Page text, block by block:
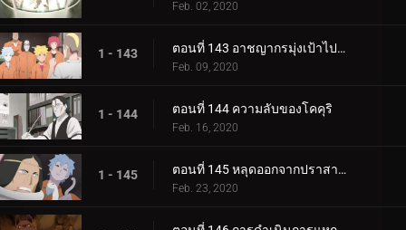
Feb. 02, 2020
1 - 143 ตอนที่ 143 อาชญากรมุ่งเป้าไปที่โคคุริ
Feb. 09, 2020
1 - 144 ตอนที่ 144 ความลับของโคคุริ
Feb. 16, 2020
1 - 145 ตอนที่ 145 หลุดออกจากปราสาทโฮซึกิ
Feb. 23, 2020